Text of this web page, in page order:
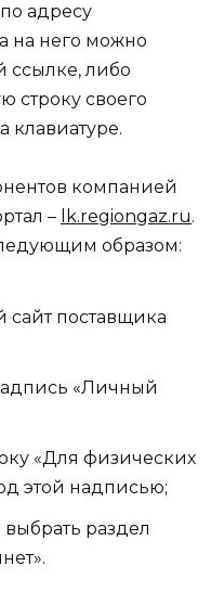
адресу
на него можно
ссылке, либо
строку своего
клавиатуре.
компанией
–
lk.regiongaz.ru.
образом:
поставщика
«Личный
«Для физических
этой надписью;
раздел